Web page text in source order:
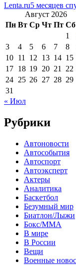
Lenta.ru5 месяцев
Август 2026
Пн Вт Ср Чт Пт Сб
1
3
4 5 6 7 8
10 11 12 13 14 15
17 18 19 20 21 22
24 25 26 27 28 29
31
« Июл
Рубрики
Автоновости
Автособытия
Автоспорт
Автоэксперт
Актеры
Аналитика
Баскетбол
Безумный мир
Биатлон/Лыжи
Бокс/MMA
В мире
В России
Вещи
Военные